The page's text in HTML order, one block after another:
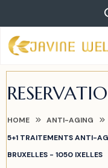
HOME
ANTI-AGING
5+1 TRAITEMENTS ANTI-
BRUXELLES - 1050 IXELLES